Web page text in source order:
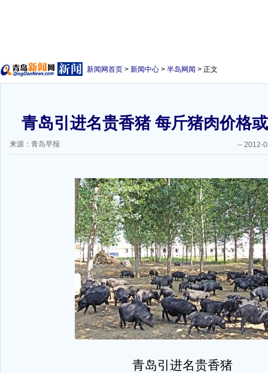
新闻网首页 > 新闻中心 > 半岛网闻 > 正文
青岛引进名贵香猪 每斤猪肉价格
来源：青岛早报 -- 2012-
青岛引进名贵香猪